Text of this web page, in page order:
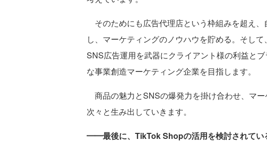
そのためにも広告代理店という枠組みを超え
し、マーケティングのノウハウを貯める。そし
SNS広告運用を武器にクライアント様の利益と
な事業創造マーケティング企業を目指します。
商品の魅力とSNSの爆発力を掛け合わせ、マ
次々と生み出していきます。
━━最後に、TikTok Shopの活用を検討されてい